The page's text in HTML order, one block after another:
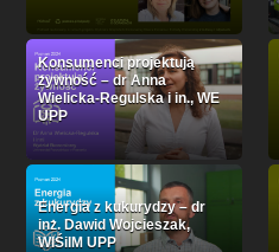
Konsumenci projektują
żywność – dr Anna
Wielicka-Regulska i in., WE
UPP
Energia z kukurydzy – dr
inż. Dawid Wojcieszak,
WIŚiIM UPP